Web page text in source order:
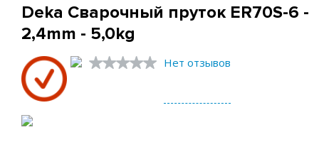
Deka Сварочный пруток ER70S-6 -
2,4mm - 5,0kg
Нет отзывов